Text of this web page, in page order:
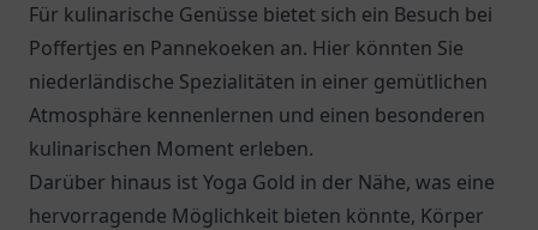
Für kulinarische Genüsse bietet sich ein Besuch bei
Poffertjes en Pannekoeken an. Hier könnten Sie
niederländische Spezialitäten in einer gemütlichen
Atmosphäre kennenlernen und einen besonderen
kulinarischen Moment erleben.
Darüber hinaus ist Yoga Gold in der Nähe, was eine
hervorragende Möglichkeit bieten könnte, Körper